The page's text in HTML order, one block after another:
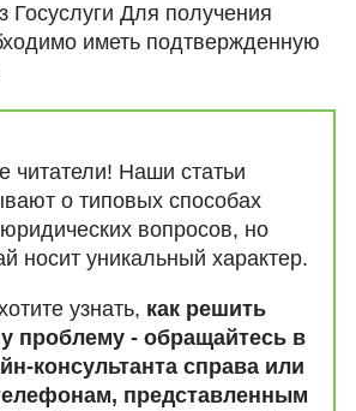
Госуслуги Для получения
иметь подтвержденную
читатели! Наши статьи
о типовых способах
вопросов, но
носит уникальный характер.
узнать, как решить
проблему - обращайтесь в
консультанта справа или
представленным